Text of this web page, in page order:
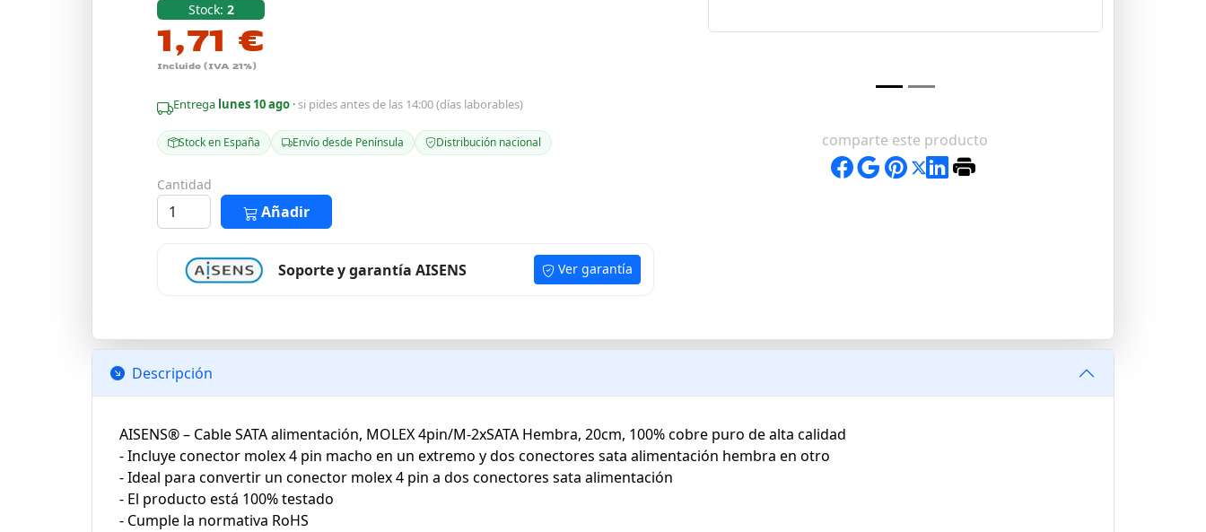
Stock: 2
1,71 €
Incluido (IVA 21%)
Entrega lunes 10 ago ·si pides antes de las 14:00 (días laborables)
Stock en España Envío desde Península Distribución nacional
Cantidad
Añadir
Soporte y garantía AISENS Ver garantía
comparte este producto
Descripción
AISENS® – Cable SATA alimentación, MOLEX 4pin/M-2xSATA Hembra, 20cm, 100% cobre puro de alta calidad
- Incluye conector molex 4 pin macho en un extremo y dos conectores sata alimentación hembra en otro
- Ideal para convertir un conector molex 4 pin a dos conectores sata alimentación
- El producto está 100% testado
- Cumple la normativa RoHS